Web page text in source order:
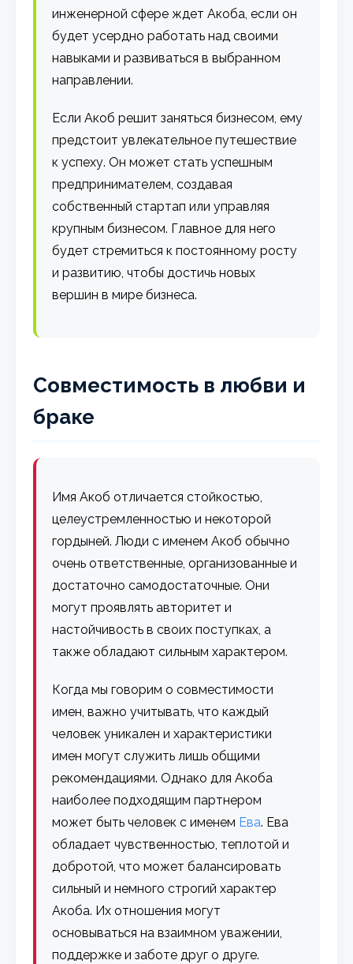
инженерной сфере ждет Акоба, если он
будет усердно работать над своими
навыками и развиваться в выбранном
направлении.
Если Акоб решит заняться бизнесом, ему
предстоит увлекательное путешествие
к успеху. Он может стать успешным
предпринимателем, создавая
собственный стартап или управляя
крупным бизнесом. Главное для него
будет стремиться к постоянному росту
и развитию, чтобы достичь новых
вершин в мире бизнеса.
Совместимость в любви и
браке
Имя Акоб отличается стойкостью,
целеустремленностью и некоторой
гордыней. Люди с именем Акоб обычно
очень ответственные, организованные и
достаточно самодостаточные. Они
могут проявлять авторитет и
настойчивость в своих поступках, а
также обладают сильным характером.
Когда мы говорим о совместимости
имен, важно учитывать, что каждый
человек уникален и характеристики
имен могут служить лишь общими
рекомендациями. Однако для Акоба
наиболее подходящим партнером
может быть человек с именем Ева. Ева
обладает чувственностью, теплотой и
добротой, что может балансировать
сильный и немного строгий характер
Акоба. Их отношения могут
основываться на взаимном уважении,
поддержке и заботе друг о друге.